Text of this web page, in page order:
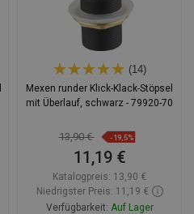
(14)
Mexen runder Klick-Klack-Stöpsel
mit Überlauf, schwarz - 79920-70
13,90 € -19,5%
11,19 €
Katalogpreis: 13,90 €
Niedrigster Preis: 11,19 €
Verfügbarkeit: Auf Lager